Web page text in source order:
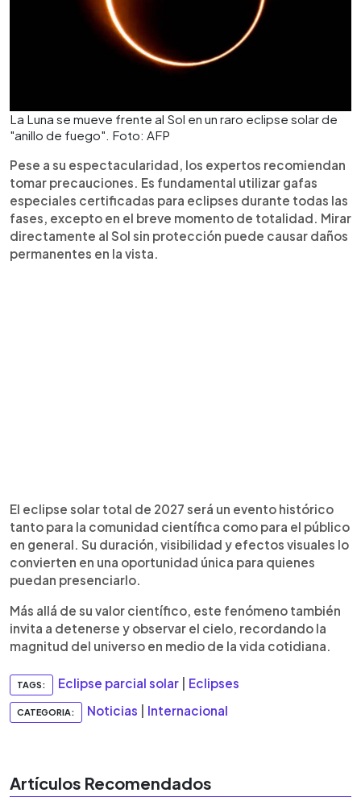
La Luna se mueve frente al Sol en un raro eclipse solar de
"anillo de fuego". Foto: AFP
Pese a su espectacularidad, los expertos recomiendan
tomar precauciones. Es fundamental utilizar gafas
especiales certificadas para eclipses durante todas las
fases, excepto en el breve momento de totalidad. Mirar
directamente al Sol sin protección puede causar daños
permanentes en la vista.
El eclipse solar total de 2027 será un evento histórico
tanto para la comunidad científica como para el público
en general. Su duración, visibilidad y efectos visuales lo
convierten en una oportunidad única para quienes
puedan presenciarlo.
Más allá de su valor científico, este fenómeno también
invita a detenerse y observar el cielo, recordando la
magnitud del universo en medio de la vida cotidiana.
TAGS: Eclipse parcial solar Eclipses
CATEGORIA: Noticias Internacional
Artículos Recomendados